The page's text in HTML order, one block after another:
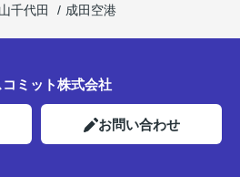
千代田 成田空港
ミット株式会社
お問い合わせ